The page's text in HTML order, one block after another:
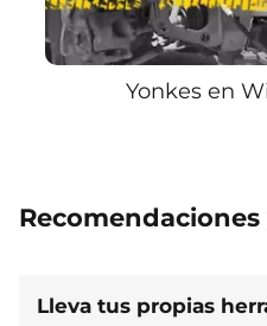
Yonkes en
Recomendaciones
Lleva tus propias